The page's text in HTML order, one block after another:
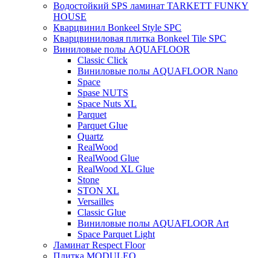
Водостойкий SPS ламинат TARKETT FUNKY
HOUSE
Кварцвинил Bonkeel Style SPC
Кварцвиниловая плитка Bonkeel Tile SPC
Виниловые полы AQUAFLOOR
Classic Click
Виниловые полы AQUAFLOOR Nano
Space
Spase NUTS
Space Nuts XL
Parquet
Parquet Glue
Quartz
RealWood
RealWood Glue
RealWood XL Glue
Stone
STON XL
Versailles
Classic Glue
Виниловые полы AQUAFLOOR Art
Space Parquet Light
Ламинат Respect Floor
Плитка MODULEO